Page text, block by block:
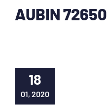
AUBIN 72650
18
01, 2020